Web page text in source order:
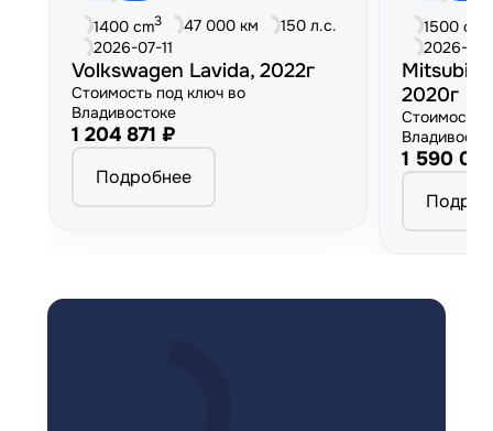
1400 cm3 47 000 км
150 л.с.
2026-07-11
Volkswagen Lavida, 2022г
Стоимость под ключ во
Владивостоке
1 204 871 ₽
Подробнее
1500 cm
2026-
2020г
Стоимость
1 590